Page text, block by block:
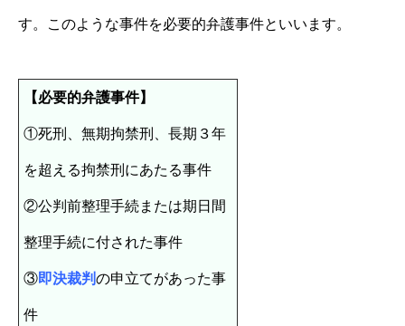
す。このような事件を必要的弁護事件といいます。
【必要的弁護事件】
①死刑、無期拘禁刑、長期３年
を超える拘禁刑にあたる事件
②公判前整理手続または期日間
整理手続に付された事件
③即決裁判の申立てがあった事
件